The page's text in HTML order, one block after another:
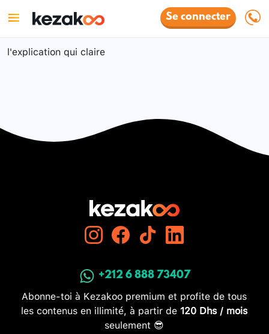
Se connecter
l'explication qui claire
+212 6 888 73407
Abonne-toi à Kezakoo premium et profite de tous
les contenus en illimité, à partir de 120 Dhs / mois
seulement 😎